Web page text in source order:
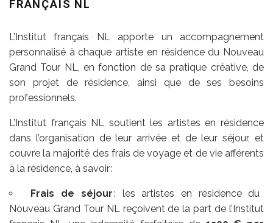
FRANÇAIS NL
L’Institut français NL apporte un accompagnement
personnalisé à chaque artiste en résidence du Nouveau
Grand Tour NL, en fonction de sa pratique créative, de
son projet de résidence, ainsi que de ses besoins
professionnels.
L’Institut français NL soutient les artistes en résidence
dans l’organisation de leur arrivée et de leur séjour, et
couvre la majorité des frais de voyage et de vie afférents
à la résidence, à savoir :
Frais de séjour: les artistes en résidence du
Nouveau Grand Tour NL reçoivent de la part de l’Institut